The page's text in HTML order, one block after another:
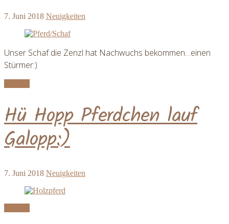
7. Juni 2018 Neuigkeiten
Unser Schaf die Zenzl hat Nachwuchs bekommen…einen
Stürmer:)
Hü Hopp Pferdchen lauf
Galopp:)
7. Juni 2018 Neuigkeiten